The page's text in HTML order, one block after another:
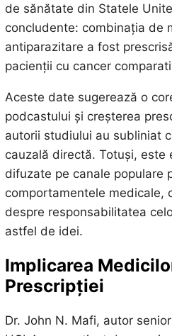
de sănătate din Statele
concludente: combinația de
antiparazitare a fost
pacienții cu cancer
Aceste date sugerează o
podcastului și creșterea
autorii studiului au subliniat
cauzală directă. Totuși, este
difuzate pe canale populare
comportamentele medicale,
despre responsabilitatea
astfel de idei.
Implicarea
Prescripției
Dr. John N. Mafi, autor